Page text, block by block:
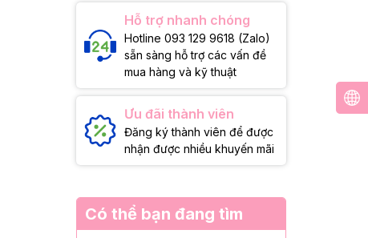
Hỗ trợ nhanh chóng
Hotline 093 129 9618 (Zalo)
sẵn sàng hỗ trợ các vấn đề
mua hàng và kỹ thuật
Ưu đãi thành viên
Đăng ký thành viên để được
nhận được nhiều khuyến mãi
Có thể bạn đang tìm